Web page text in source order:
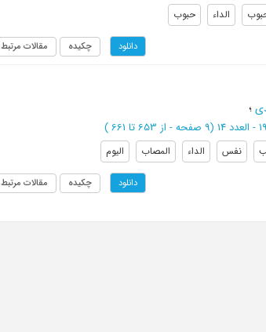
الداء حبوب
دانلود چکیده مقالات مرتبط
؛
(‎9 صفحه - از 653 تا 661 )
نفس الداء المصاب الیوم
دانلود چکیده مقالات مرتبط